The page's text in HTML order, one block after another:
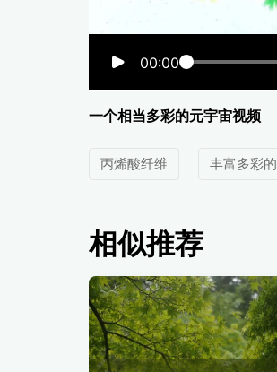
00:00
一个相当多彩的元宇宙视频
丙烯酸纤维 丰富多彩的
相似推荐